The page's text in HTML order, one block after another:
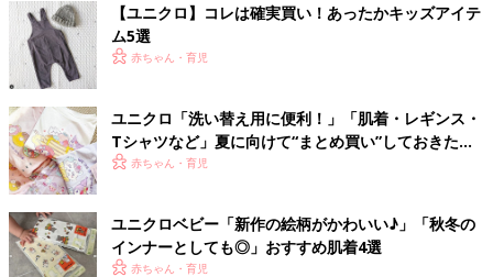
【ユニクロ】コレは確実買い！あったかキッズアイテ
ム5選
赤ちゃん・育児
ユニクロ「洗い替え用に便利！」「肌着・レギンス・
Tシャツなど」夏に向けて“まとめ買い”しておきたい
アイテム
赤ちゃん・育児
ユニクロベビー「新作の絵柄がかわいい♪」「秋冬の
インナーとしても◎」おすすめ肌着4選
赤ちゃん・育児